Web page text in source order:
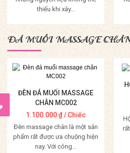
thiếu khi xây...
Mua Hàng
ĐÁ MUỐI MASSAGE
ĐÈN ĐÁ MUỐI MASSAGE
CHÂN MC002
1.100.000₫/ Chiếc
Đèn massage chân là một sản
phẩm rất được ưa chuộng hiện
nay. Với công...